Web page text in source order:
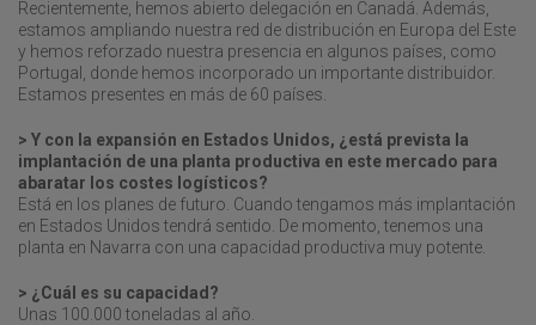
Recientemente, hemos abierto delegación en Canadá. Además,
estamos ampliando nuestra red de distribución en Europa del Este
y hemos reforzado nuestra presencia en algunos países, como
Portugal, donde hemos incorporado un importante distribuidor.
Estamos presentes en más de 60 países.
> Y con la expansión en Estados Unidos, ¿está prevista la
implantación de una planta productiva en este mercado para
abaratar los costes logísticos?
Está en los planes de futuro. Cuando tengamos más implantación
en Estados Unidos tendrá sentido. De momento, tenemos una
planta en Navarra con una capacidad productiva muy potente.
> ¿Cuál es su capacidad?
Unas 100.000 toneladas al año.